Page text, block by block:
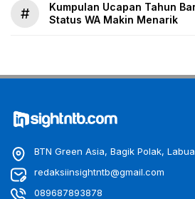
#
Kumpulan Ucapan Tahun
Status WA Makin Menarik
BTN Green Asia, Bagik Polak,
redaksiinsightntb@gmail.com
089687893878